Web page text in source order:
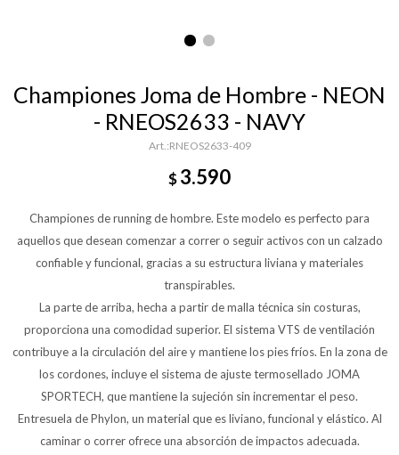
Championes Joma de Hombre - NEON
- RNEOS2633 - NAVY
RNEOS2633-409
$3.590
Championes de running de hombre. Este modelo es perfecto para
aquellos que desean comenzar a correr o seguir activos con un calzado
confiable y funcional, gracias a su estructura liviana y materiales
transpirables.
La parte de arriba, hecha a partir de malla técnica sin costuras,
proporciona una comodidad superior. El sistema VTS de ventilación
contribuye a la circulación del aire y mantiene los pies fríos. En la zona de
los cordones, incluye el sistema de ajuste termosellado JOMA
SPORTECH, que mantiene la sujeción sin incrementar el peso.
Entresuela de Phylon, un material que es liviano, funcional y elástico. Al
caminar o correr ofrece una absorción de impactos adecuada.